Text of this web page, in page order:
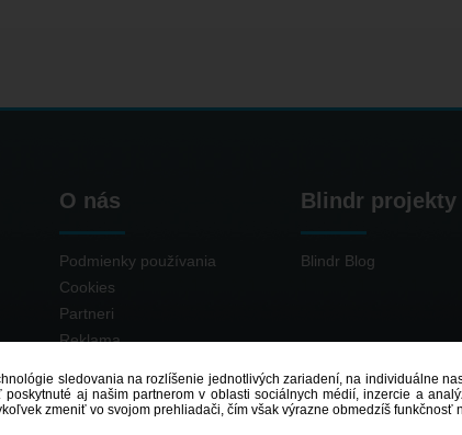
O nás
Podmienky používania
Cookies
Partneri
Reklama
Blindr projekty
Blindr Blog
sledovania na rozlíšenie jednotlivých zariadení, na individuálne
aj našim partnerom v oblasti sociálnych médií, inzercie a
zmeniť vo svojom prehliadači, čím však výrazne obmedzíš funkčnosť